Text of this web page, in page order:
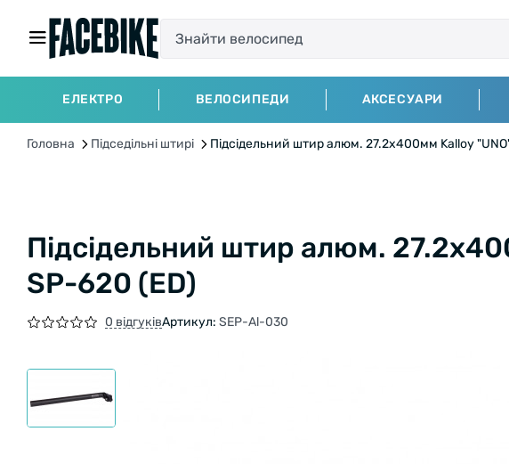
ЕЛЕКТРО ВЕЛОСИПЕДИ АКСЕСУАРИ
Головна Підседільні штирі Підсідельний штир алюм. 27.2x400мм Kalloy
Підсідельний штир алюм.
SP-620 (ED)
0 відгуківАртикул: SEP-Al-030